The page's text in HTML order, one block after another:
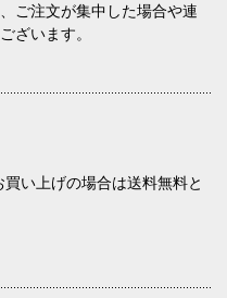
ご注文が集中した場合や連
ざいます。
い上げの場合は送料無料と